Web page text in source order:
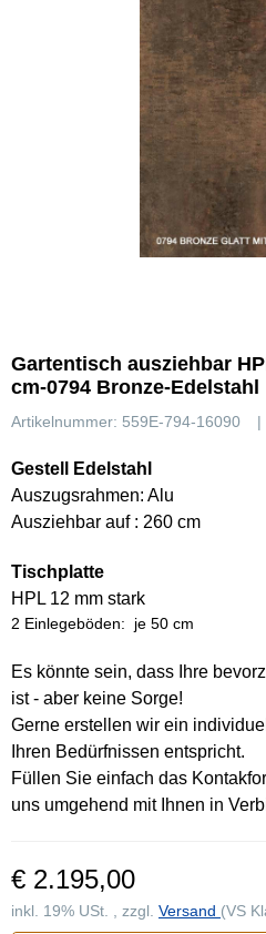
Gartentisch ausziehbar
cm-0794 Bronze-Edelstahl
Artikelnummer: 559E-794-16090
Gestell Edelstahl
Auszugsrahmen: Alu
Ausziehbar auf : 260 cm
Tischplatte
HPL 12 mm stark
2 Einlegeböden: je 50 cm
Es könnte sein, dass Ihre
ist - aber keine Sorge!
Gerne erstellen wir ein
Ihren Bedürfnissen entspricht.
Füllen Sie einfach das
uns umgehend mit Ihnen in
€ 2.195,00
inkl. 19% USt. , zzgl. Versand (VS